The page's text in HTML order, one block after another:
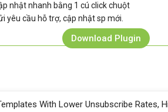
nhật nhanh bằng 1 cú click chuột
yêu cầu hỗ trợ, cập nhật sp mới.
Download Plugin
With Lower Unsubscribe Rates,